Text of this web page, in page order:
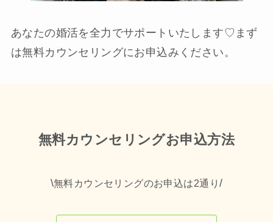
あなたの婚活を全力でサポートいたします♡まず
は無料カウンセリングにお申込みください。
無料カウンセリングお申込方法
\無料カウンセリングのお申込は2通り /